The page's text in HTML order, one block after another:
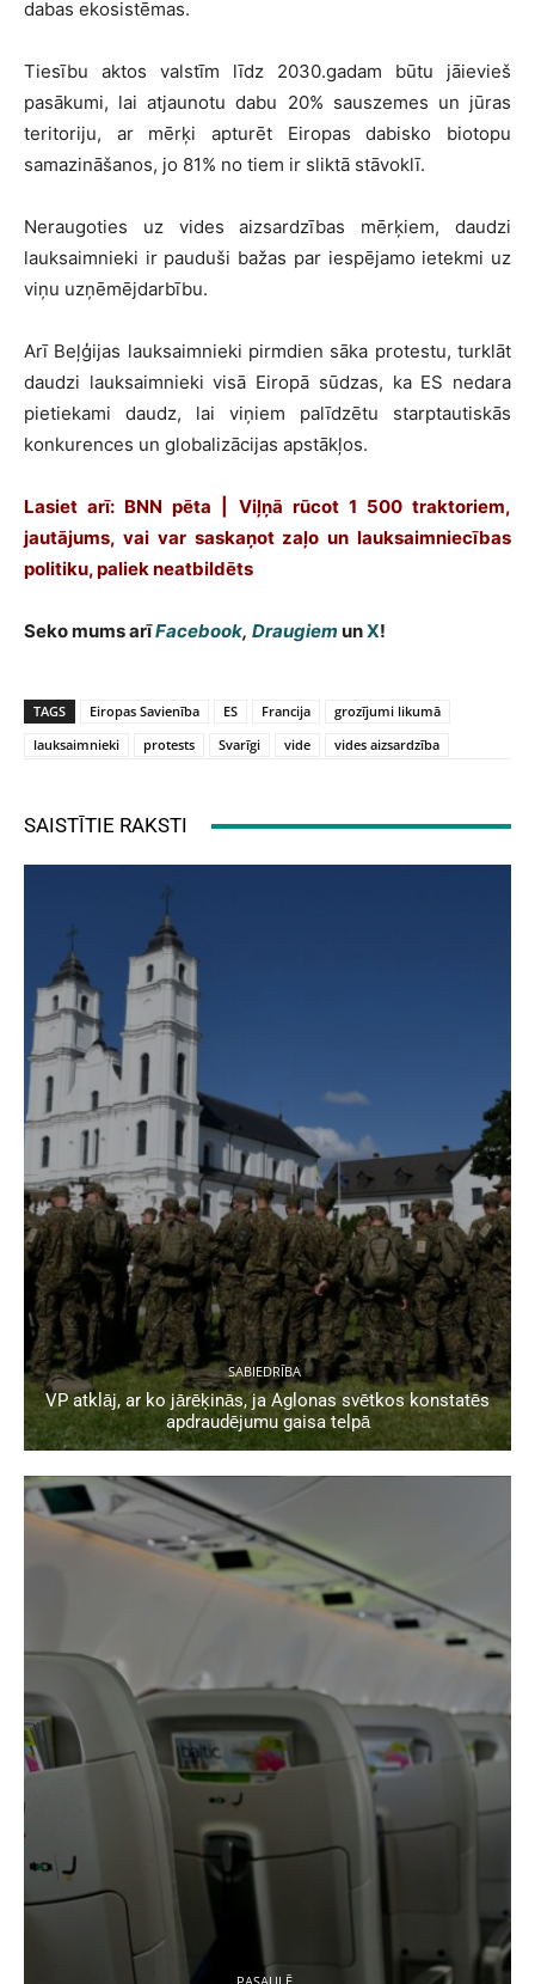
dabas ekosistēmas.
Tiesību aktos valstīm līdz 2030.gadam būtu jāievieš
pasākumi, lai atjaunotu dabu 20% sauszemes un jūras
teritoriju, ar mērķi apturēt Eiropas dabisko biotopu
samazināšanos, jo 81% no tiem ir sliktā stāvoklī.
Neraugoties uz vides aizsardzības mērķiem, daudzi
lauksaimnieki ir pauduši bažas par iespējamo ietekmi uz
viņu uzņēmējdarbību.
Arī Beļģijas lauksaimnieki pirmdien sāka protestu, turklāt
daudzi lauksaimnieki visā Eiropā sūdzas, ka ES nedara
pietiekami daudz, lai viņiem palīdzētu starptautiskās
konkurences un globalizācijas apstākļos.
Lasiet arī: BNN pēta | Viļņā rūcot 1 500 traktoriem,
jautājums, vai var saskaņot zaļo un lauksaimniecības
politiku, paliek neatbildēts
Seko mums arīFacebook, Draugiem unX!
TAGS Eiropas Savienība ES Francija
grozījumi likumā
lauksaimnieki
protests Svarīgi vide vides aizsardzība
SAISTĪTIE RAKSTI
SABIEDRĪBA
VP atklāj, ar ko jārēķinās, ja Aglonas svētkos konstatēs
apdraudējumu gaisa telpā